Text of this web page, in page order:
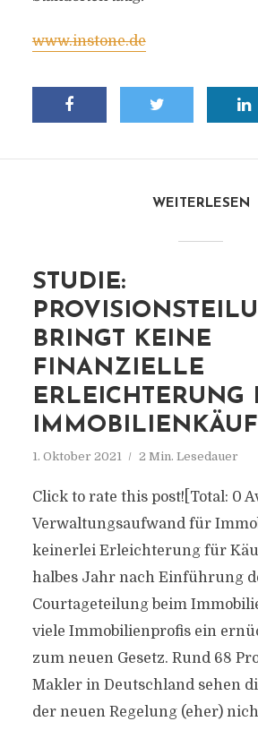
www.instone.de
WEITERLESEN
STUDIE:
BRINGT KEINE
FINANZIELLE
ERLEICHTERUNG
1. Oktober 2021 2 Min. Lesedauer
Click to rate this post![Total: 0
Verwaltungsaufwand für
keinerlei Erleichterung für
halbes Jahr nach Einführung
Courtageteilung beim
viele Immobilienprofis ein
zum neuen Gesetz. Rund 68
Makler in Deutschland sehen
der neuen Regelung (eher)